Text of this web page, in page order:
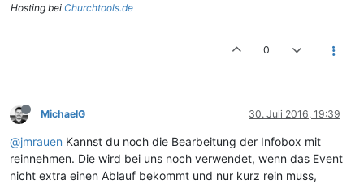
Hosting bei Churchtools.de
0
MichaelG 30. Juli 2016, 19:39
@jmrauen Kannst du noch die Bearbeitung der Infobox mit
reinnehmen. Die wird bei uns noch verwendet, wenn das Event
nicht extra einen Ablauf bekommt und nur kurz rein muss,